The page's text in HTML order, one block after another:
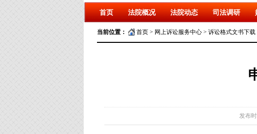
首页 法院概况 法院动态 司法调研
当前位置： 首页 > 网上诉讼服务中心 > 诉讼格式文书下载
发布